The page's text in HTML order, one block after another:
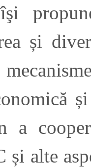
și
a
și alte